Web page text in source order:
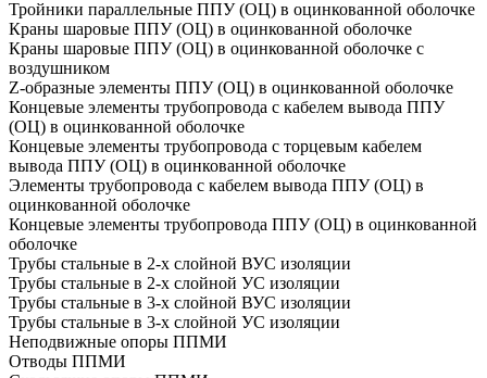
Тройники параллельные ППУ (ОЦ) в оцинкованной оболочке
Краны шаровые ППУ (ОЦ) в оцинкованной оболочке
Краны шаровые ППУ (ОЦ) в оцинкованной оболочке с
воздушником
Z-образные элементы ППУ (ОЦ) в оцинкованной оболочке
Концевые элементы трубопровода с кабелем вывода ППУ
(ОЦ) в оцинкованной оболочке
Концевые элементы трубопровода с торцевым кабелем
вывода ППУ (ОЦ) в оцинкованной оболочке
Элементы трубопровода с кабелем вывода ППУ (ОЦ) в
оцинкованной оболочке
Концевые элементы трубопровода ППУ (ОЦ) в оцинкованной
оболочке
Трубы стальные в 2-х слойной ВУС изоляции
Трубы стальные в 2-х слойной УС изоляции
Трубы стальные в 3-х слойной ВУС изоляции
Трубы стальные в 3-х слойной УС изоляции
Неподвижные опоры ППМИ
Отводы ППМИ